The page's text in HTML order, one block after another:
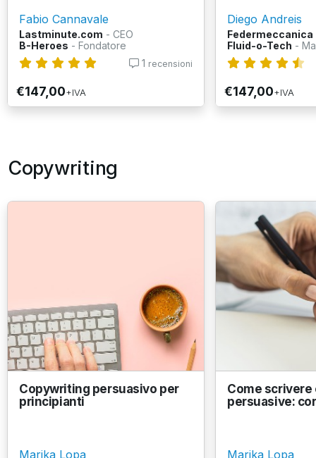
Fabio Cannavale
Lastminute.com - CEO
B-Heroes - Fondatore
1 recensioni
€147,00+IVA
Diego Andreis
Federmeccanica
Fluid-o-Tech -
€147,00+IVA
Copywriting
Copywriting persuasivo per
principianti
Marika Lopa
Come
persuasive:
Marika Lopa